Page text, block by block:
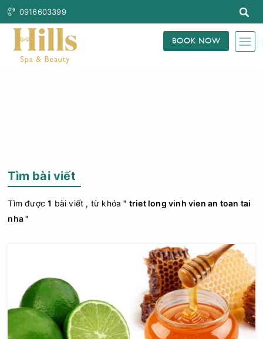
0916603399
BOOK NOW
Tìm bài viết
Tìm được1 bài viết , từ khóa" triet long vinh vien an toan tai
nha "